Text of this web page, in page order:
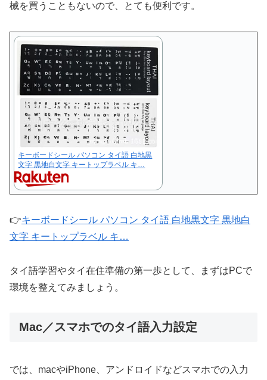
械を買うこともないので、とても便利です。
キーボードシール パソコン タイ語 白地黒
文字 黒地白文字 キートップラベル キ…
👉キーボードシール パソコン タイ語 白地黒文字 黒地白
文字 キートップラベル キ…
タイ語学習やタイ在住準備の第一歩として、まずはPCで
環境を整えてみましょう。
Mac／スマホでのタイ語入力設定
では、macやiPhone、アンドロイドなどスマホでの入力